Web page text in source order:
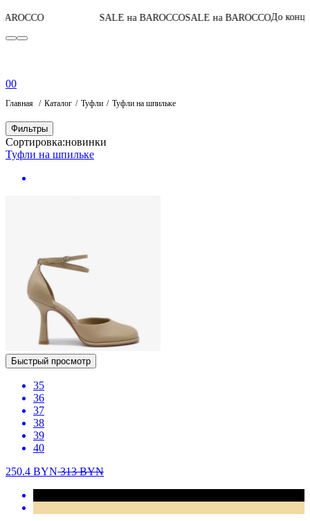
SALE на BAROCCOSALE на BAROCCOДо конца акции05:04
00
Главная Каталог Туфли Туфли на шпильке
Фильтры
Сортировка:новинки
Туфли на шпильке
Быстрый просмотр
35
36
37
38
39
40
250.4 BYN313BYN